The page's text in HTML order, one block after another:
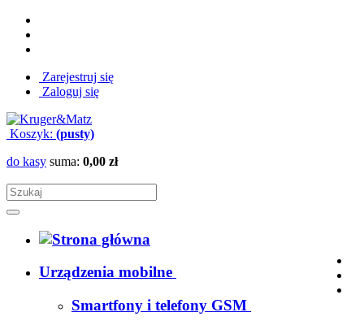
Zarejestruj się
Zaloguj się
Koszyk: (pusty)
do kasy suma: 0,00 zł
Urządzenia mobilne
Smartfony i telefony GSM